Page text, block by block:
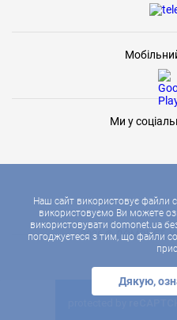
Наш сайт використовує файли
використовуємо Ви можете
використовувати domonet.ua
погоджуєтеся з тим, що файли
Дякую,
Ми у
2026 © ДОМОНЕТ,